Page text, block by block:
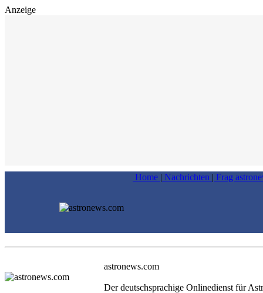
Anzeige
Home | Nachrichten | Frag
astronews.com
Der deutschsprachige Onlinedienst für